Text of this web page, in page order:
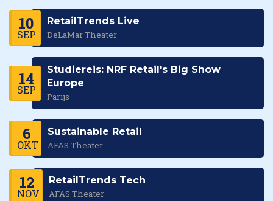
10
SEP
RetailTrends Live
DeLaMar Theater
14
SEP
Studiereis: NRF Retail's Big Show
Europe
Parijs
6
OKT
Sustainable Retail
AFAS Theater
12
NOV
RetailTrends Tech
AFAS Theater